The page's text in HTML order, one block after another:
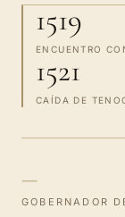
1519
ENCUENTRO
1521
CAÍDA DE
—
GOBERNADOR